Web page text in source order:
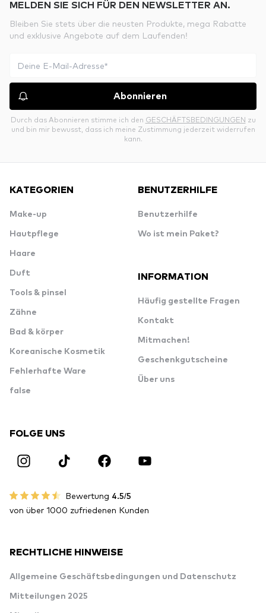
MELDEN SIE SICH FÜR DEN NEWSLETTER AN.
Bleiben Sie stets über die neusten Produkte, mega Rabatte
und exklusive Angebote auf dem Laufenden!
Abonnieren
Durch das Abonnieren stimme ich den GESCHÄFTSBEDINGUNGEN zu
und bin mir bewusst, dass ich meine Zustimmung jederzeit widerrufen
kann.
KATEGORIEN
Make-up
Hautpflege
Haare
Duft
Tools & pinsel
Zähne
Bad & körper
Koreanische Kosmetik
Fehlerhafte Ware
false
BENUTZERHILFE
Benutzerhilfe
Wo ist mein Paket?
INFORMATION
Häufig gestellte Fragen
Kontakt
Mitmachen!
Geschenkgutscheine
Über uns
FOLGE UNS
Bewertung 4.5/5
von über 1000 zufriedenen Kunden
RECHTLICHE HINWEISE
Allgemeine Geschäftsbedingungen und Datenschutz
Mitteilungen 2025